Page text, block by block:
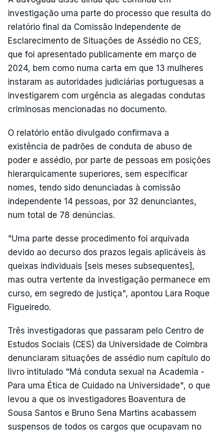
investigação uma parte do processo que resulta do
relatório final da Comissão Independente de
Esclarecimento de Situações de Assédio no CES,
que foi apresentado publicamente em março de
2024, bem como numa carta em que 13 mulheres
instaram as autoridades judiciárias portuguesas a
investigarem com urgência as alegadas condutas
criminosas mencionadas no documento.
O relatório então divulgado confirmava a
existência de padrões de conduta de abuso de
poder e assédio, por parte de pessoas em posições
hierarquicamente superiores, sem especificar
nomes, tendo sido denunciadas à comissão
independente 14 pessoas, por 32 denunciantes,
num total de 78 denúncias.
"Uma parte desse procedimento foi arquivada
devido ao decurso dos prazos legais aplicáveis às
queixas individuais [seis meses subsequentes],
mas outra vertente da investigação permanece em
curso, em segredo de justiça", apontou Lara Roque
Figueiredo.
Três investigadoras que passaram pelo Centro de
Estudos Sociais (CES) da Universidade de Coimbra
denunciaram situações de assédio num capítulo do
livro intitulado "Má conduta sexual na Academia -
Para uma Ética de Cuidado na Universidade", o que
levou a que os investigadores Boaventura de
Sousa Santos e Bruno Sena Martins acabassem
suspensos de todos os cargos que ocupavam no